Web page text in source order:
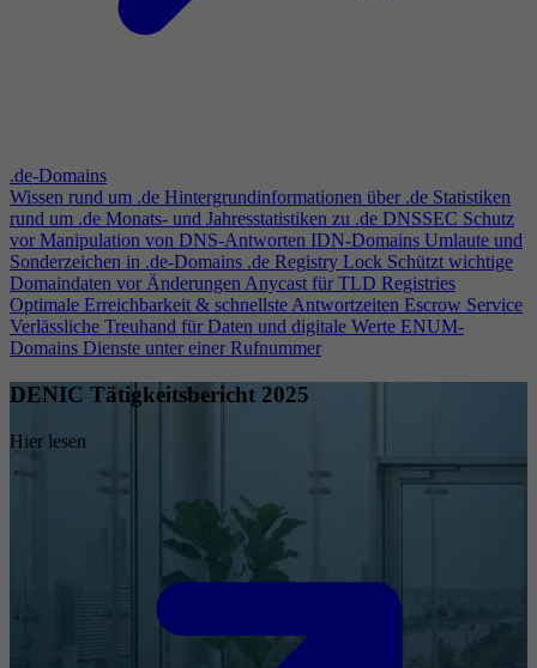
.de-Domains
Wissen rund um .de Hintergrundinformationen über .de Statistiken
rund um .de Monats- und Jahresstatistiken zu .de DNSSEC Schutz
vor Manipulation von DNS-Antworten IDN-Domains Umlaute und
Sonderzeichen in .de-Domains .de Registry Lock Schützt wichtige
Domaindaten vor ÄnderungenAnycast für TLD Registries
Optimale Erreichbarkeit & schnellste Antwortzeiten Escrow Service
Verlässliche Treuhand für Daten und digitale Werte ENUM-
Domains Dienste unter einer Rufnummer
DENIC Tätigkeitsbericht 2025
Hier lesen